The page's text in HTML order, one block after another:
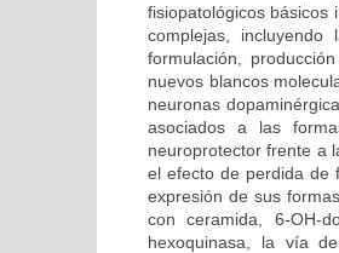
fisiopatológicos básicos
complejas,
formulación,
nuevos blancos
neuronas
asociados a las
neuroprotector frente a
el efecto de perdida de
expresión de sus
con ceramida, 6-OH-
hexoquinasa, la vía